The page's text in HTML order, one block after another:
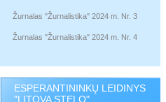
Žurnalas "Žurnalistika" 2024 m. Nr. 3
Žurnalas "Žurnalistika" 2024 m. Nr. 4
ESPERANTININKŲ LEIDINYS
"LITOVA STELO"